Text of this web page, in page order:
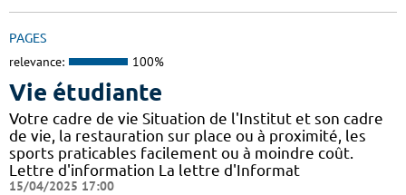
PAGES
relevance: 100%
Vie étudiante
Votre cadre de vie Situation de l'Institut et son cadre
de vie, la restauration sur place ou à proximité, les
sports praticables facilement ou à moindre coût.
Lettre d'information La lettre d'Informat
15/04/2025 17:00